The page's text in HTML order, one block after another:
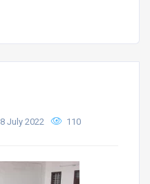
8 July 2022 110